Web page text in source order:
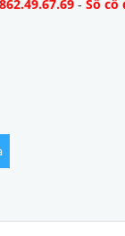
-Số cố